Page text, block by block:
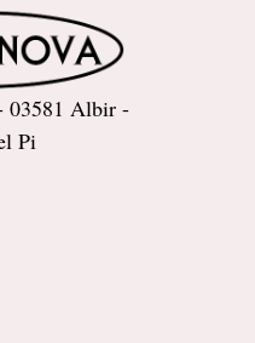
03581 Albir -
Pi